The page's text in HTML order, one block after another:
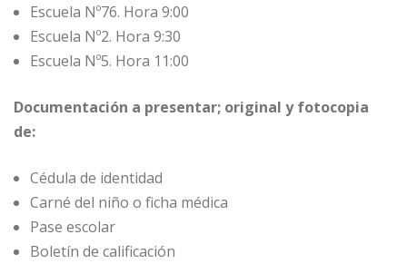
Escuela Nº76. Hora 9:00
Escuela Nº2. Hora 9:30
Escuela Nº5. Hora 11:00
Documentación a presentar; original y fotocopia
de:
Cédula de identidad
Carné del niño o ficha médica
Pase escolar
Boletín de calificación